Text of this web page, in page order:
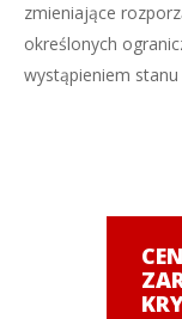
zmieniające
określonych
wystąpieniem